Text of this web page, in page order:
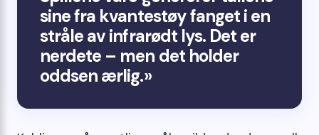
sine fra kvantestøy fanget i en
stråle av infrarødt lys. Det er
nerdete – men det holder
oddsen ærlig.»